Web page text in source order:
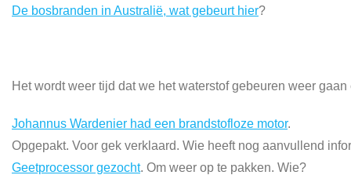
De bosbranden in Australië, wat gebeurt hier?
Het wordt weer tijd dat we het waterstof gebeuren weer gaan
Johannus Wardenier had een brandstofloze motor.
Opgepakt. Voor gek verklaard. Wie heeft nog aanvullend
Geetprocessor gezocht. Om weer op te pakken. Wie?